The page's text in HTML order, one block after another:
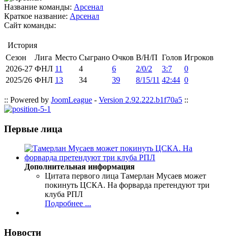
Название команды: Арсенал
Краткое название: Арсенал
Сайт команды:
История
Сезон
Лига Место Сыграно Очков В/Н/П Голов Игроков
2026-27 ФНЛ 11 4 6 2/0/2 3:7
0
2025/26 ФНЛ 13 34 39 8/15/11 42:44 0
:: Powered by JoomLeague - Version 2.92.222.b1f70a5 ::
Первые лица
Дополнительная информация
Цитата первого лица Тамерлан Мусаев может
покинуть ЦСКА. На форварда претендуют три
клуба РПЛ
Подробнее ...
Новости